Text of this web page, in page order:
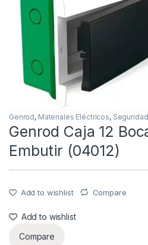
Genrod, Materiales Eléctricos, Seguridad
Genrod Caja 12
Embutir (04012)
Add to wishlist Compare
Add to wishlist
Compare